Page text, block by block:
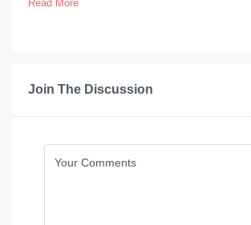
Read More
Join The Discussion